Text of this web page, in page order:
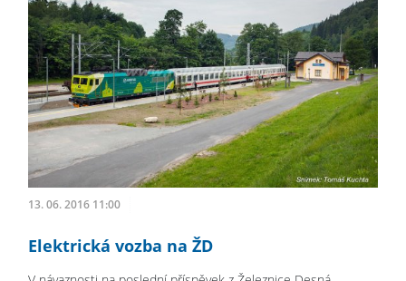
13. 06. 2016 11:00
Elektrická vozba na ŽD